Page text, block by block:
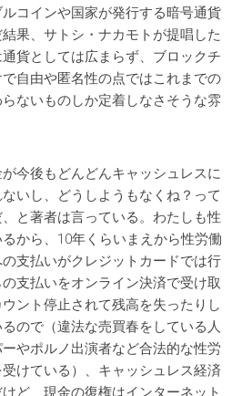
コインや国家が発行する暗号通貨
果、サトシ・ナカモトが提唱した
貨としては広まらず、ブロックチ
自由や匿名性の点ではこれまでの
ないものしか定着しなさそうな雰
今後もどんどんキャッシュレスに
いし、どうしようもなくね？って
と著者は言っている。わたしも性
から、10年くらいまえから性労働
支払いがクレジットカードでは行
支払いをオンライン決済で受け取
ント停止されて残高を失ったりし
ので（違法な売買春をしている人
やポルノ出演者など合法的な性労
けている）、キャッシュレス経済
ど、現金の復権はインターネット